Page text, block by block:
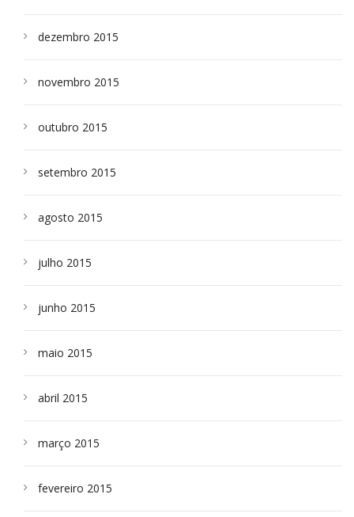
dezembro 2015
novembro 2015
outubro 2015
setembro 2015
agosto 2015
julho 2015
junho 2015
maio 2015
abril 2015
março 2015
fevereiro 2015